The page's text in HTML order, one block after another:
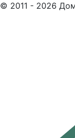
© 2011 - 2026